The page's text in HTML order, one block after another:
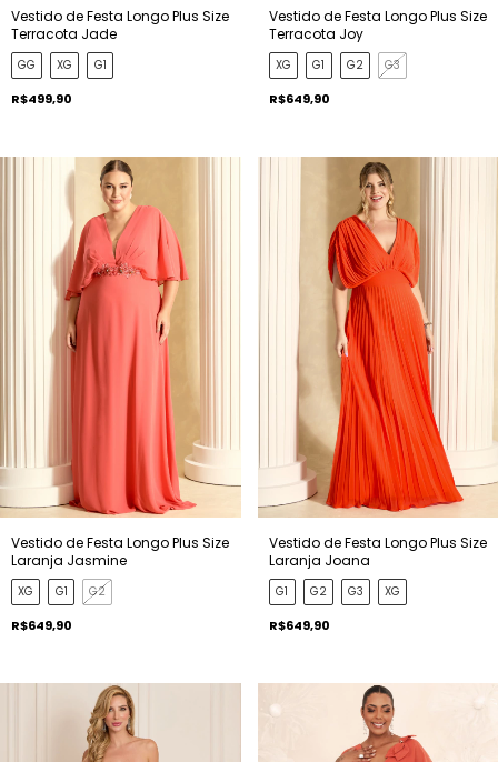
Vestido de Festa Longo Plus Size
Terracota Jade
GG XG G1
R$499,90
Vestido de Festa Longo Plus Size
Terracota Joy
XG G1 G2 G3
R$649,90
Vestido de Festa Longo Plus Size
Laranja Jasmine
XG G1 G2
R$649,90
Vestido de Festa Longo Plus Size
Laranja Joana
G1 G2 G3 XG
R$649,90